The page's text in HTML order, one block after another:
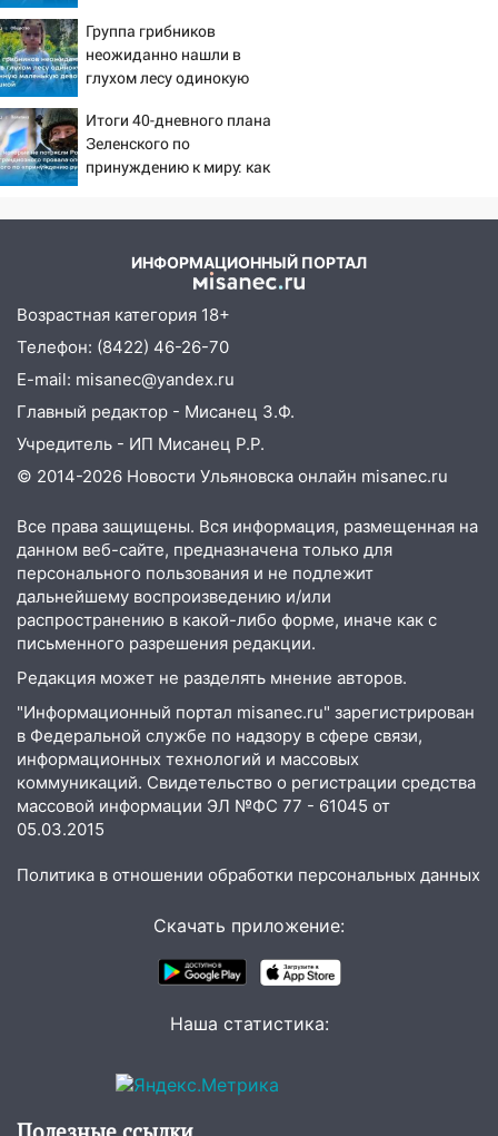
13:47
На Нижней Террасе мощным
ветром вырвало дерево с корнем
13:46
Сильный ветер сорвал крышу с
СТО на проспекте Созидателей
13:35
Непогода продолжает бить по
транспорту: в Ульяновске трамвай
дороги в Ульяновске: фото
13:17 Непогода в Ульяновске не
закончится сегодня: сильные ливни
сохранятся 9 августа
13:15 Трижды «брал в долг» без спроса:
житель Вешкаймского района похитил у
знакомого 191 тысячу рублей
проспекте Филатова в Ульяновске
13:12 Дерево пробило крышу дома на
Новгородской в Ульяновске и рухнуло
на электрощит
13:10 В Заволжском районе дерево
упало во дворе
13:08 Ураган ударил по Ульяновску:
сорванные крыши, поваленные деревья,
затопленные улицы и остановившиеся
трамваи
12:17 Ульяновск накрыл крупный град:
воду
Прокуратура взяла на контроль
ДТП с шестилетним ребёнком на улице
шестилетнего ребёнка на улице
В Ульяновске ищут 37-летнего
мужчину, пропавшего ещё 19 июля
сдержать слезы
Группа грибников
неожиданно нашли в
глухом лесу одинокую
девочку с игрушкой
Итоги 40-дневного плана
Зеленского по
принуждению к миру: как
ИНФОРМАЦИОННЫЙ ПОРТАЛ
Возрастная категория 18+
Телефон: (8422) 46-26-70
E-mail: misanec@yandex.ru
Главный редактор - Мисанец З.Ф.
Учредитель - ИП Мисанец Р.Р.
© 2014-2026 Новости Ульяновска онлайн misanec.ru
Все права защищены. Вся информация, размещенная на
данном веб-сайте, предназначена только для
персонального пользования и не подлежит
дальнейшему воспроизведению и/или
распространению в какой-либо форме, иначе как с
письменного разрешения редакции.
Редакция может не разделять мнение авторов.
"Информационный портал misanec.ru" зарегистрирован
в Федеральной службе по надзору в сфере связи,
информационных технологий и массовых
коммуникаций. Свидетельство о регистрации средства
массовой информации ЭЛ №ФС 77 - 61045 от
05.03.2015
Политика в отношении обработки персональных данных
Скачать приложение:
Наша статистика: